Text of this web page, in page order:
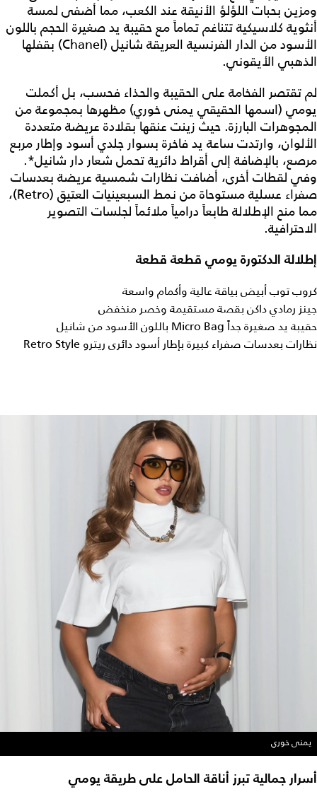
ومزين بحبات اللؤلؤ الأنيقة عند الكعب، مما أضفى لمسة
أنثوية كلاسيكية تتناغم تماماً مع حقيبة يد صغيرة الحجم باللون
الأسود من الدار الفرنسية العريقة شانيل (Chanel) بقفلها
الذهبي الأيقوني.
لم تقتصر الفخامة على الحقيبة والحذاء فحسب، بل أكملت
يومي (اسمها الحقيقي يمنى خوري) مظهرها بمجموعة من
المجوهرات البارزة. حيث زينت عنقها بقلادة عريضة متعددة
الألوان، وارتدت ساعة يد فاخرة بسوار جلدي أسود وإطار مربع
مرصع، بالإضافة إلى أقراط دائرية تحمل شعار دار شانيل*.
وفي لقطات أخرى، أضافت نظارات شمسية عريضة بعدسات
صفراء عسلية مستوحاة من نمط السبعينيات العتيق (Retro)،
مما منح الإطلالة طابعاً درامياً ملائماً لجلسات التصوير
الاحترافية.
إطلالة الدكتورة يومي قطعة قطعة
كروب توب أبيض بياقة عالية وأكمام واسعة
جينز رمادي داكن بقصة مستقيمة وخصر منخفض
حقيبة يد صغيرة جداً Micro Bag باللون الأسود من شانيل
نظارات بعدسات صفراء كبيرة بإطار أسود دائرى ريترو Retro Style
يمنى خوري
أسرار جمالية تبرز أناقة الحامل على طريقة يومي